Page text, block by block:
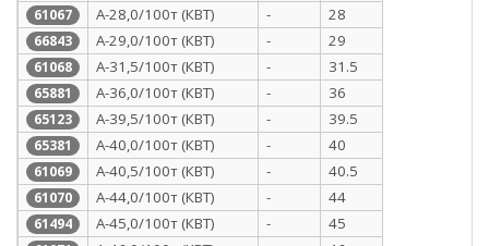
61067 А-28,0/100т (КВТ) - 28
66843 А-29,0/100т (КВТ) - 29
61068 А-31,5/100т (КВТ) - 31.5
65881 А-36,0/100т (КВТ) - 36
65123 А-39,5/100т (КВТ) - 39.5
65381 А-40,0/100т (КВТ) - 40
61069 А-40,5/100т (КВТ) - 40.5
61070 А-44,0/100т (КВТ) - 44
61494 А-45,0/100т (КВТ) - 45